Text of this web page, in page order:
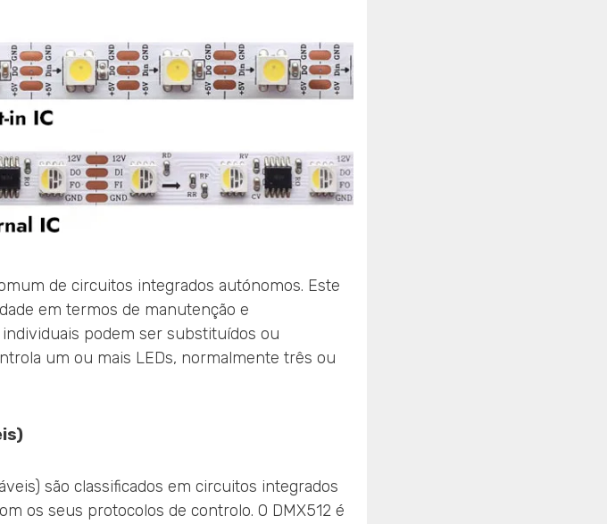
de circuitos integrados autónomos. Este
em termos de manutenção e
podem ser substituídos ou
um ou mais LEDs, normalmente três ou
são classificados em circuitos integrados
os seus protocolos de controlo. O DMX512 é